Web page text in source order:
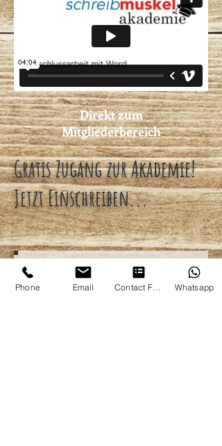
Direkt zum
Mitgliederbereich
Gratis Zugang zur Akademie!
Jetzt Einschreiben...
Phone Email Contact Form Whatsapp